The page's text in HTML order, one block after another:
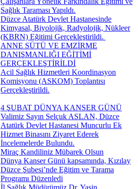
Sağlık Taraması Yapıldı.
Düzce Atatürk Devlet Hastanesinde
Kimyasal, Biyolojik, Radyolojik, Nükleer
(KBRN) Eğitimi Gerçekleştirildi. ​
ANNE SÜTÜ VE EMZİRME
DANIŞMANLIĞI EĞİTİMİ
GERÇEKLEŞTİRİLDİ
Acil Sağlık Hizmetleri Koordinasyon
Komisyonu (ASKOM) Toplantısı
Gerçekleştirildi.
4 ŞUBAT DÜNYA KANSER GÜNÜ
Valimiz Sayın Selçuk ASLAN, Düzce
Atatürk Devlet Hastanesi Muncurlu Ek
Hizmet Binasını Ziyaret Ederek
İncelemelerde Bulundu.
Miraç Kandiliniz Mübarek Olsun
Dünya Kanser Günü kapsamında, Kızılay
Düzce Şubesi’nde Eğitim ve Tarama
Programı Düzenledi
İl Sağlık Müdürümüz Dr. Yasin